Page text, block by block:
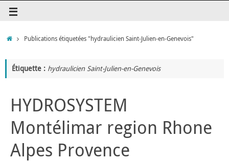
Publications étiquetées "hydraulicien Saint-Julien-en-Genevois"
Étiquette : hydraulicien Saint-Julien-en-Genevois
HYDROSYSTEM
Montélimar region Rhone
Alpes Provence